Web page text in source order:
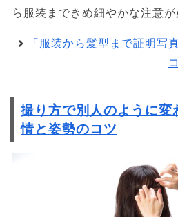
ら服装まできめ細やかな注意が
「服装から髪型まで証明写
撮り方で別人のように変
情と姿勢のコツ